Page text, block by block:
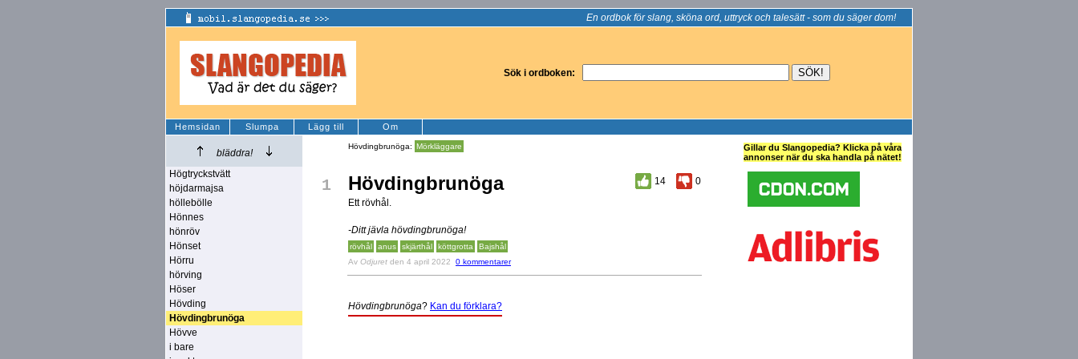
En ordbok för slang, sköna ord, uttryck och talesätt - som du säger dom!
Sök i ordboken:
Hemsidan Slumpa Lägg till Om
bläddra!
Högtryckstvätt
höjdarmajsa
höllebölle
Hönnes
hönröv
Hönset
Hörru
hörving
Höser
Hövding
Hövdingbrunöga
Hövve
i bare
Hövdingbrunöga: Mörkläggare
1 Hövdingbrunöga 14
0
Ett rövhål.
-Ditt jävla hövdingbrunöga!
rövhål anus skjärthål köttgrotta
Bajshål
Av Odjuret den 4 april 2022 0 kommentarer
Hövdingbrunöga? Kan du förklara?
Gillar du Slangopedia? Klicka på våra
annonser när du ska handla på nätet!